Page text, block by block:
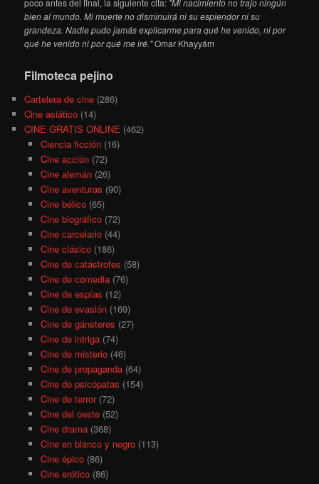
bien al mundo. Mi muerte no disminuirá ni su esplendor ni su
grandeza. Nadie pudo jamás explicarme para qué he venido, ni por
qué he venido ni por qué me iré."Omar Khayyám
Filmoteca pejino
Cartelera de cine (286)
Cine asiático (14)
CINE GRATIS ONLINE (462)
Ciencia ficción(16)
Cine acción(72)
Cine alemán(26)
Cine aventuras (90)
Cine bélico(65)
Cine biográfico(72)
Cine carcelario(44)
Cine clásico(186)
Cine de catástrofes (58)
Cine de comedia(76)
Cine de espías (12)
Cine de evasión(169)
Cine de gánsteres (27)
Cine de intriga(74)
Cine de misterio(46)
Cine de propaganda(64)
Cine de psicópatas (154)
Cine de terror(72)
Cine del oeste(52)
Cine drama(368)
Cine en blanco y negro(113)
Cine épico(86)
Cine erótico(86)